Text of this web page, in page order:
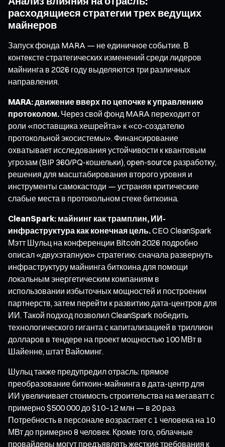
расходящиеся стратегии трех ведущих
майнеров
Запуск фонда MARA — не единичное событие. В
контексте стратегических изменений среди лидеров
майнинга в 2026 году выделяются три различных
направления.
MARA: движение вверх по цепочке к управлению
протоколом. Через свой фонд MARA переходит от
роли «поставщика хешрейта» к «со-создателю
протокольной экосистемы». Финансирование
охватывает исследования устойчивости к квантовым
угрозам (BIP 360/PQ-кошельки), open-source разработку,
решения для масштабирования второго уровня и
инструменты самокастоди — устраняя критические
слабые места в протокольном стеке биткоина.
CleanSpark: майнинг как трамплин, ИИ-
инфраструктура как конечная цель.CEO CleanSpark
Мэтт Шульц на конференции Bitcoin 2026 подробно
описал «двухэтапную» стратегию: сначала развернуть
инфраструктуру майнинга биткоина для помощи
локальным энергетическим компаниям в
использовании избыточных мощностей и построении
партнерств, затем перейти к развитию дата-центров для
ИИ. Такой подход позволил CleanSpark победить
технологического гиганта с капитализацией в триллион
долларов в тендере на проект мощностью 100 МВт в
Шайенне, штат Вайоминг.
Шульц также предупредил отрасль: прямое
преобразование биткоин-майнинга в дата-центр для
ИИ увеличивает стоимость строительства на мегаватт с
примерно $500 000 до $10–12 млн — в 20 раз.
Потребность в персонале возрастает с 1 человека на 10
МВт до примерно 8 человек. Кроме того, облачные
провайдеры могут предъявлять жесткие требования к